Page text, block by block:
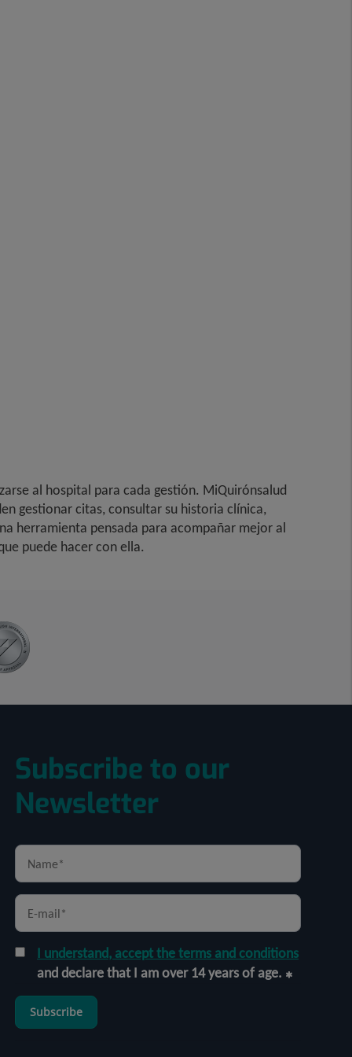
al hospital para cada gestión. MiQuirónsalud
gestionar citas, consultar su historia clínica,
herramienta pensada para acompañar mejor al
puede hacer con ella.
Subscribe to our
Newsletter
I understand, accept the terms and conditions
and declare that I am over 14 years of age.
Subscribe